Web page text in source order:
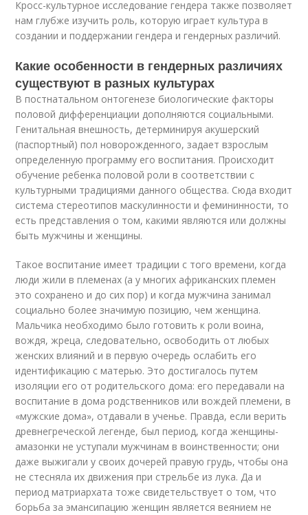
Кросс-культурное исследование гендера также позволяет
нам глубже изучить роль, которую играет культура в
создании и поддержании гендера и гендерных различий.
Какие особенности в гендерных различиях
существуют в разных культурах
В постнатальном онтогенезе биологические факторы
половой дифференциации дополняются социальными.
Генитальная внешность, детерминируя акушерский
(паспортный) пол новорожденного, задает взрослым
определенную программу его воспитания. Происходит
обучение ребенка половой роли в соответствии с
культурными традициями данного общества. Сюда входит
система стереотипов маскулинности и фемининности, то
есть представления о том, какими являются или должны
быть мужчины и женщины.
Такое воспитание имеет традиции с того времени, когда
люди жили в племенах (а у многих африканских племен
это сохранено и до сих пор) и когда мужчина занимал
социально более значимую позицию, чем женщина.
Мальчика необходимо было готовить к роли воина,
вождя, жреца, следовательно, освободить от любых
женских влияний и в первую очередь ослабить его
идентификацию с матерью. Это достигалось путем
изоляции его от родительского дома: его передавали на
воспитание в дома родственников или вождей племени, в
«мужские дома», отдавали в ученье. Правда, если верить
древнегреческой легенде, был период, когда женщины-
амазонки не уступали мужчинам в воинственности; они
даже выжигали у своих дочерей правую грудь, чтобы она
не стесняла их движения при стрельбе из лука. Да и
период матриархата тоже свидетельствует о том, что
борьба за эмансипацию женщин является веянием не